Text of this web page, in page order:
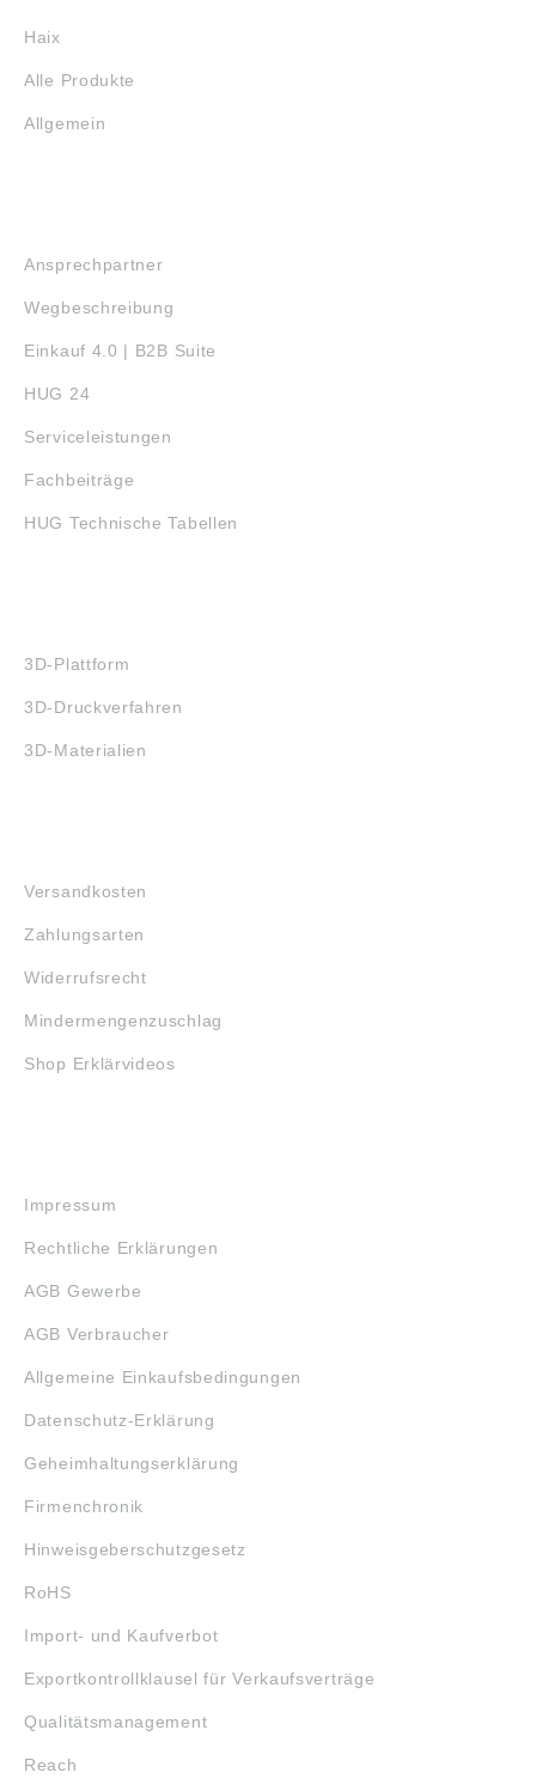
Haix
Alle Produkte
Allgemein
Ansprechpartner
Wegbeschreibung
Einkauf 4.0 | B2B Suite
HUG 24
Serviceleistungen
Fachbeiträge
HUG Technische Tabellen
3D-Plattform
3D-Druckverfahren
3D-Materialien
Versandkosten
Zahlungsarten
Widerrufsrecht
Mindermengenzuschlag
Shop Erklärvideos
Impressum
Rechtliche Erklärungen
AGB Gewerbe
AGB Verbraucher
Allgemeine Einkaufsbedingungen
Datenschutz-Erklärung
Geheimhaltungserklärung
Firmenchronik
Hinweisgeberschutzgesetz
RoHS
Import- und Kaufverbot
Exportkontrollklausel für Verkaufsverträge
Qualitätsmanagement
Reach